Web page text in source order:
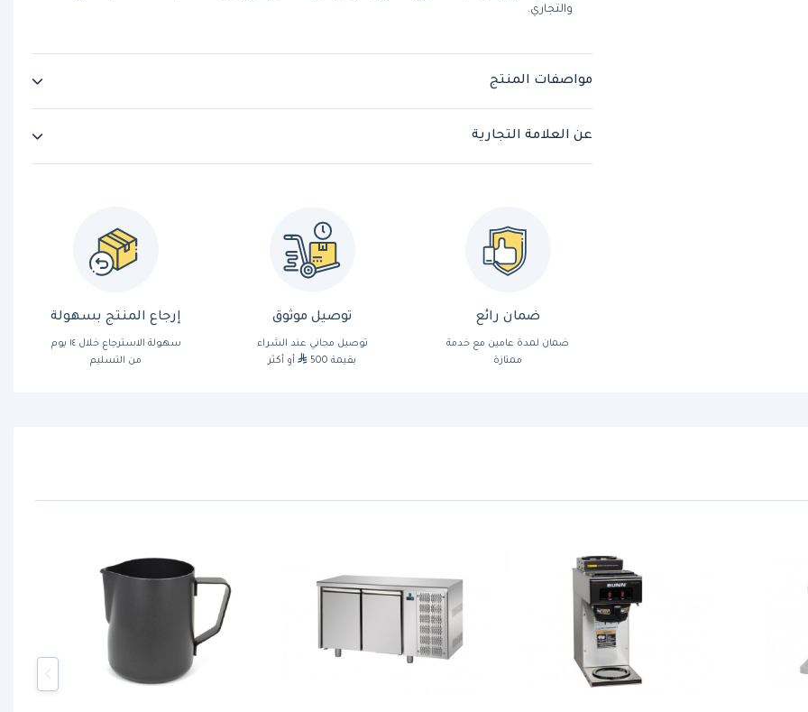
والتجاري.
مواصفات المنتج
عن العلامة التجارية
ضمان رائع
ضمان لمدة عامين مع خدمة
ممتازة
توصيل موثوق
توصيل مجاني عند الشراء
بقيمة 500
أو أكثر
إرجاع المنتج بسهولة
سهولة الاسترجاع خلال ١٤ يوم
من التسليم